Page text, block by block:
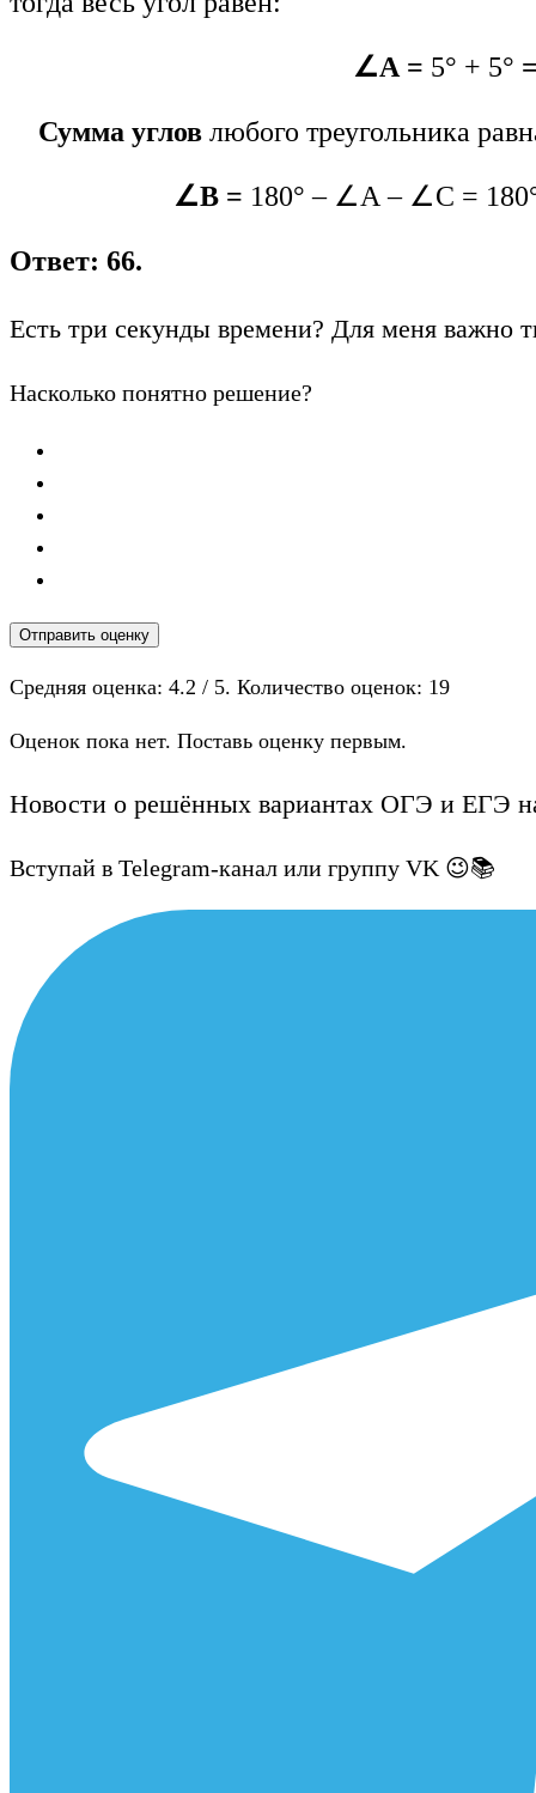
∠А = 5° + 5°
Сумма углов любого треугольника
∠В = 180° – ∠А – ∠С = 180°
Ответ: 66.
Есть три секунды времени? Для меня важно
Насколько понятно решение?
Отправить оценку
Средняя оценка: 4.2 / 5. Количество оценок: 19
Оценок пока нет. Поставь оценку первым.
Новости о решённых вариантах ОГЭ и ЕГЭ
Вступай в Telegram-канал или группу VK 😉📚